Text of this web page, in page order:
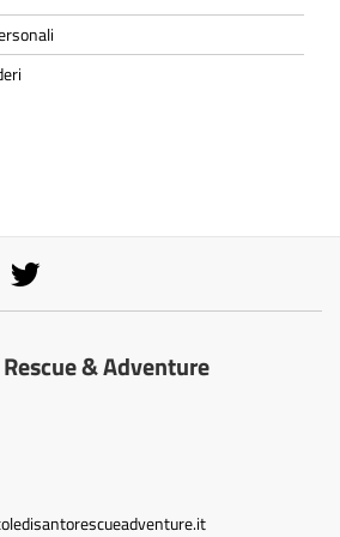
& Adventure